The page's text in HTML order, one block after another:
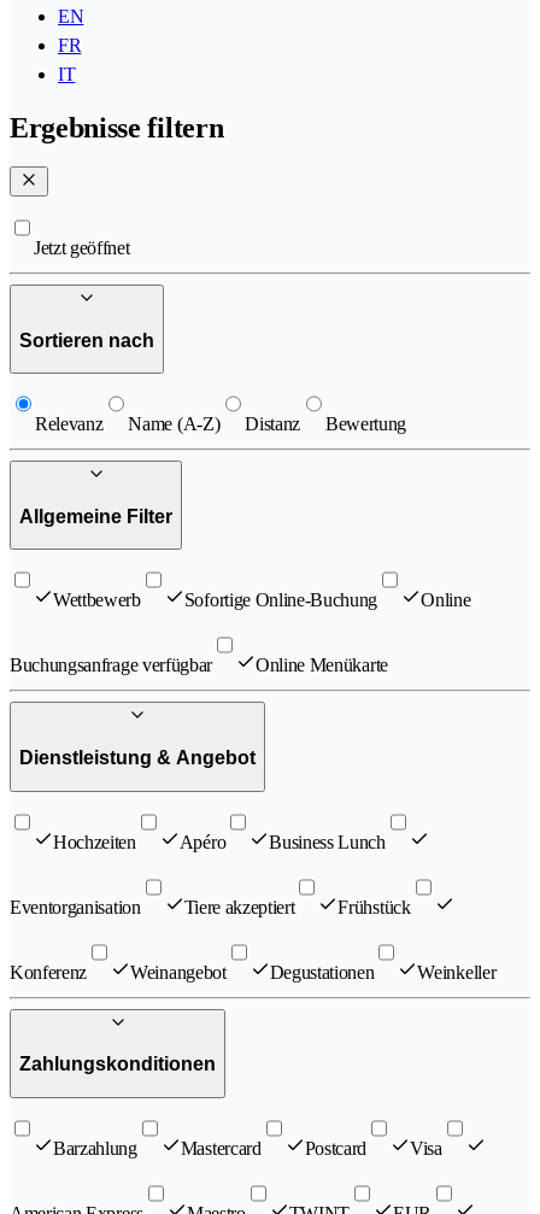
EN
FR
IT
Ergebnisse filtern
Jetzt geöffnet
Sortieren nach
Relevanz Name (A-Z) Distanz Bewertung
Allgemeine Filter
Wettbewerb Sofortige Online-Buchung Online
Buchungsanfrage verfügbar Online Menükarte
Dienstleistung & Angebot
Hochzeiten Apéro Business Lunch
Eventorganisation Tiere akzeptiert Frühstück
Konferenz Weinangebot Degustationen Weinkeller
Zahlungskonditionen
Barzahlung Mastercard Postcard Visa